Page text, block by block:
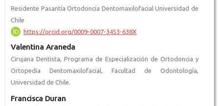
Residente Pasantía Ortodoncia Dentomaxilofacial Universidad de
Chile
https://orcid.org/0009-0007-3453-638X
Valentina Araneda
Cirujana Dentista, Programa de Especialización de Ortodoncia y
Ortopedia Dentomaxilofacial, Facultad de Odontología,
Universidad de Chile.
Francisca Duran